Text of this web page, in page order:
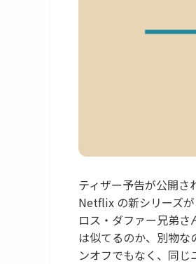
ティザー予告が公開さ
Netflix の新シリーズ
ロス・ダファー兄弟
は似てるのか、別物
ンオフでもなく、同